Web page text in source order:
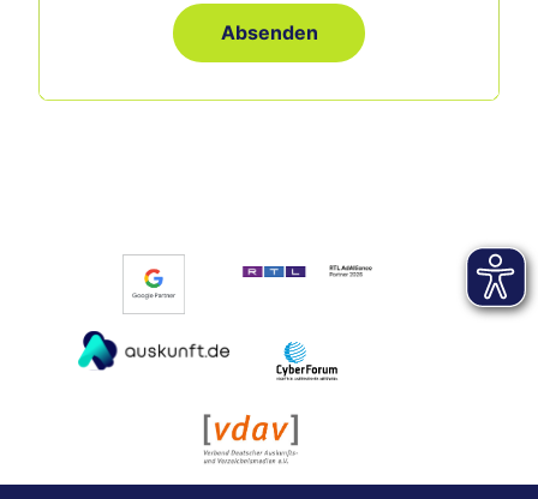
Absenden